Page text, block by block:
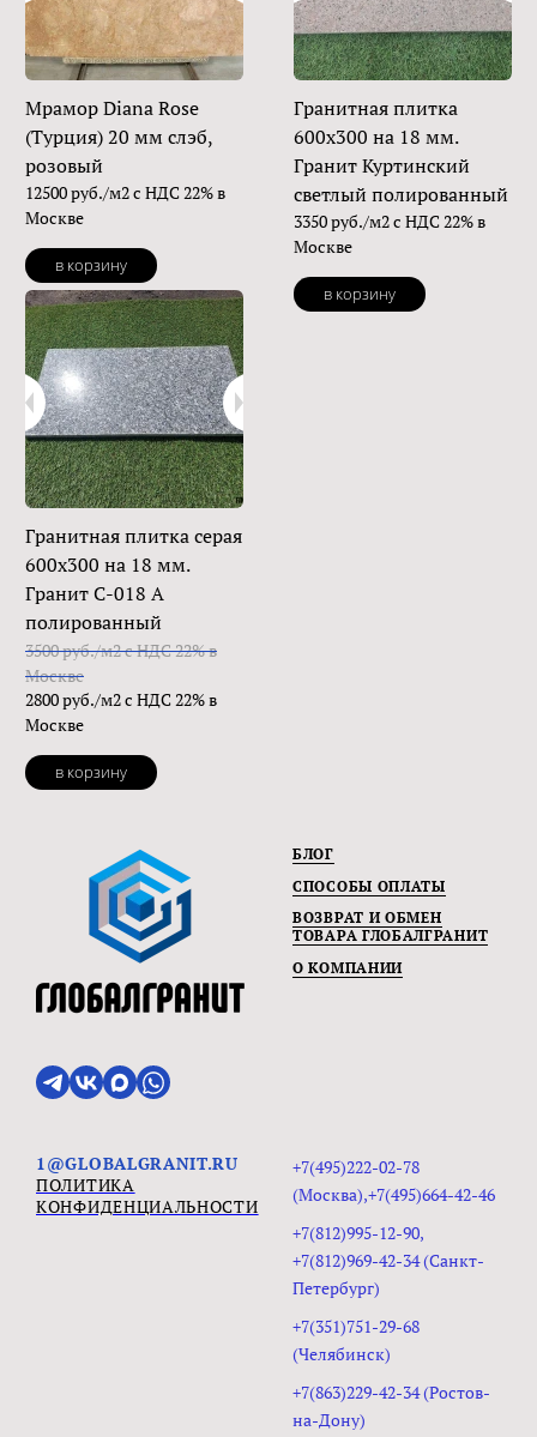
Мрамор Diana Rose
(Турция) 20 мм слэб,
розовый
12500 руб./м2 с НДС 22% в
Москве
в корзину
Гранитная плитка
600х300 на 18 мм.
Гранит Куртинский
светлый полированный
3350 руб./м2 с НДС 22% в
Москве
в корзину
Гранитная плитка серая
600х300 на 18 мм.
Гранит С-018 А
полированный
3500 руб./м2 с НДС 22% в
Москве
2800 руб./м2 с НДС 22% в
Москве
в корзину
БЛОГ
СПОСОБЫ ОПЛАТЫ
ВОЗВРАТ И ОБМЕН
ТОВАРА ГЛОБАЛГРАНИТ
О КОМПАНИИ
1@GLOBALGRANIT.RU
ПОЛИТИКА
КОНФИДЕНЦИАЛЬНОСТИ
+7(495)222-02-78
(Москва),+7(495)664-42-46
+7(812)995-12-90,
+7(812)969-42-34 (Санкт-
Петербург)
+7(351)751-29-68
(Челябинск)
+7(863)229-42-34 (Ростов-
на-Дону)